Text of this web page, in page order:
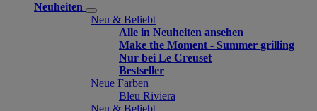
Neuheiten
Neu & Beliebt
Alle in Neuheiten ansehen
Make the Moment - Summer grilling
Nur bei Le Creuset
Bestseller
Neue Farben
Bleu Riviera
Neu & Beliebt